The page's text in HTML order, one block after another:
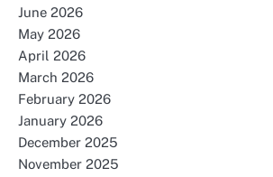
June 2026
May 2026
April 2026
March 2026
February 2026
January 2026
December 2025
November 2025